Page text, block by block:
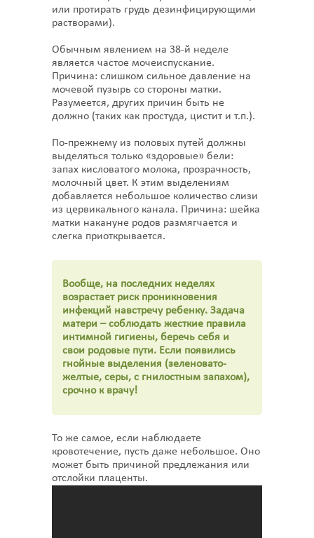
или протирать грудь дезинфицирующими
растворами).
Обычным явлением на 38-й неделе
является частое мочеиспускание.
Причина: слишком сильное давление на
мочевой пузырь со стороны матки.
Разумеется, других причин быть не
должно (таких как простуда, цистит и т.п.).
По-прежнему из половых путей должны
выделяться только «здоровые» бели:
запах кисловатого молока, прозрачность,
молочный цвет. К этим выделениям
добавляется небольшое количество слизи
из цервикального канала. Причина: шейка
матки накануне родов размягчается и
слегка приоткрывается.
Вообще, на последних неделях
возрастает риск проникновения
инфекций навстречу ребенку. Задача
матери – соблюдать жесткие правила
интимной гигиены, беречь себя и
свои родовые пути. Если появились
гнойные выделения (зеленовато-
желтые, серы, с гнилостным запахом),
срочно к врачу!
То же самое, если наблюдаете
кровотечение, пусть даже небольшое. Оно
может быть причиной предлежания или
отслойки плаценты.